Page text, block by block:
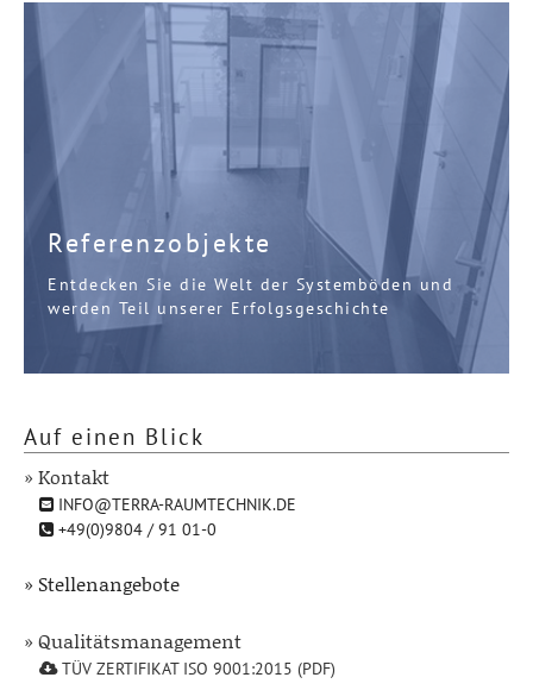
Referenzobjekte
Entdecken Sie die Welt der Systemböden und
werden Teil unserer Erfolgsgeschichte
Auf einen Blick
» Kontakt
INFO@TERRA-RAUMTECHNIK.DE
+49(0)9804 / 91 01-0
» Stellenangebote
» Qualitätsmanagement
TÜV ZERTIFIKAT ISO 9001:2015 (PDF)